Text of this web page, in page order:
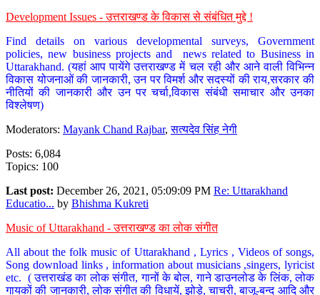
Development Issues - उत्तराखण्ड के विकास से संबंधित मुद्दे !
Find details on various developmental surveys, Government
policies, new business projects and news related to Business in
Uttarakhand. (यहां आप पायेंगे उत्तराखण्ड में चल रही और आने वाली विभिन्न
विकास योजनाओं की जानकारी, उन पर विमर्श और सदस्यों की राय,सरकार की
नीतियों की जानकारी और उन पर चर्चा,विकास संबंधी समाचार और उनका
विश्लेषण)
Moderators: Mayank Chand Rajbar,सत्यदेव सिंह नेगी
Posts: 6,084
Topics: 100
Last post: December 26, 2021, 05:09:09 PM Re: Uttarakhand
Educatio... by Bhishma Kukreti
Music of Uttarakhand - उत्तराखण्ड का लोक संगीत
All about the folk music of Uttarakhand , Lyrics , Videos of songs,
Song download links , information about musicians ,singers, lyricist
etc. ( उत्तराखंड का लोक संगीत, गानों के बोल, गाने डाउनलोड के लिंक, लोक
गायकों की जानकारी, लोक संगीत की विधायें, झोड़े, चाचरी, बाजू-बन्द आदि और